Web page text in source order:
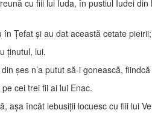
cu fiii lui Iuda, în pustiul Iudei
Ţefat şi au dat această cetate
ţinutul, lui.
şes n’a putut să-i gonească,
cei trei fii ai lui Enac.
aşa încât lebusiţii locuesc cu fiii lui